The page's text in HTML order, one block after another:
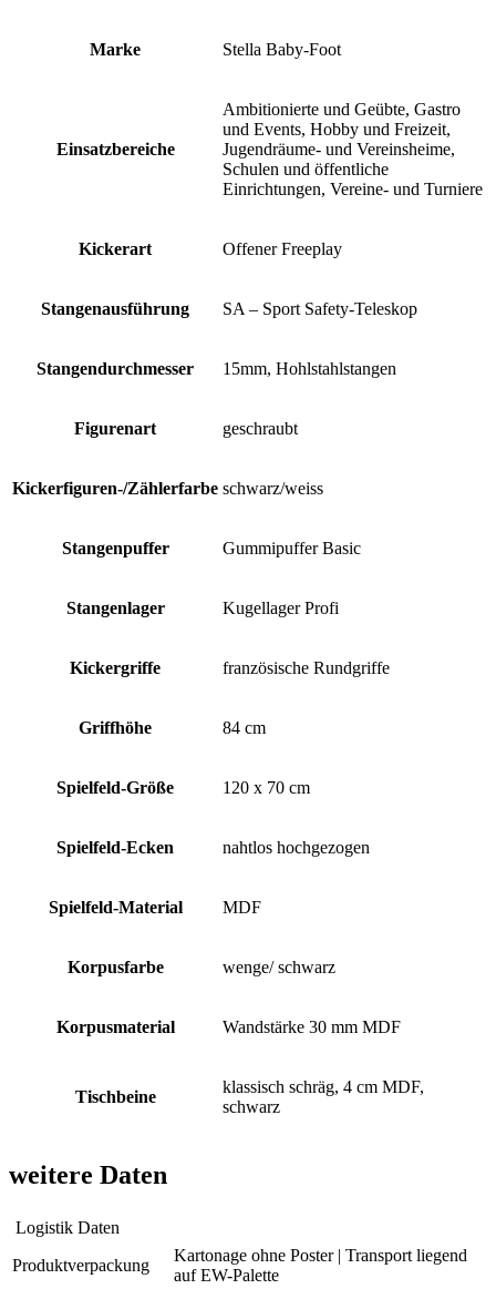
Marke Stella Baby-Foot
Einsatzbereiche
Ambitionierte und Geübte, Gastro
und Events, Hobby und Freizeit,
Jugendräume- und Vereinsheime,
Schulen und öffentliche
Einrichtungen, Vereine- und Turniere
Kickerart Offener Freeplay
Stangenausführung SA – Sport Safety-Teleskop
Stangendurchmesser 15mm, Hohlstahlstangen
Figurenart geschraubt
Kickerfiguren-/Zählerfarbe schwarz/weiss
Stangenpuffer Gummipuffer Basic
Stangenlager Kugellager Profi
Kickergriffe französische Rundgriffe
Griffhöhe 84 cm
Spielfeld-Größe 120 x 70 cm
Spielfeld-Ecken nahtlos hochgezogen
Spielfeld-Material MDF
Korpusfarbe wenge/ schwarz
Korpusmaterial Wandstärke 30 mm MDF
Tischbeine
klassisch schräg, 4 cm MDF,
schwarz
weitere Daten
Logistik Daten
Produktverpackung
Kartonage ohne Poster | Transport liegend
auf EW-Palette